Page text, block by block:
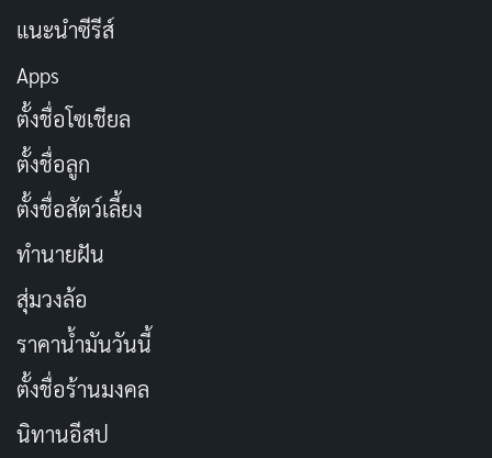
แนะนำซีรีส์
Apps
ตั้งชื่อโซเชียล
ตั้งชื่อลูก
ตั้งชื่อสัตว์เลี้ยง
ทำนายฝัน
สุ่มวงล้อ
ราคาน้ำมันวันนี้
ตั้งชื่อร้านมงคล
นิทานอีสป